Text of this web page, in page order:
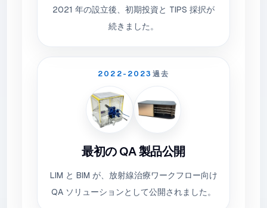
2021 年の設立後、初期投資と TIPS 採択が
続きました。
2022-2023 過去
最初の QA 製品公開
LIM と BIM が、放射線治療ワークフロー向け
QA ソリューションとして公開されました。